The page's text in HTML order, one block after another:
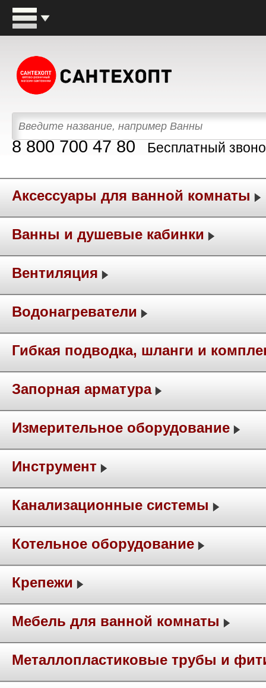
8 800 700 47 80 Бесплатный
Аксессуары для ванной комнаты
Ванны и душевые кабинки
Вентиляция
Водонагреватели
Гибкая подводка, шланги и
Запорная арматура
Измерительное оборудование
Инструмент
Канализационные системы
Котельное оборудование
Крепежи
Мебель для ванной комнаты
Металлопластиковые трубы и